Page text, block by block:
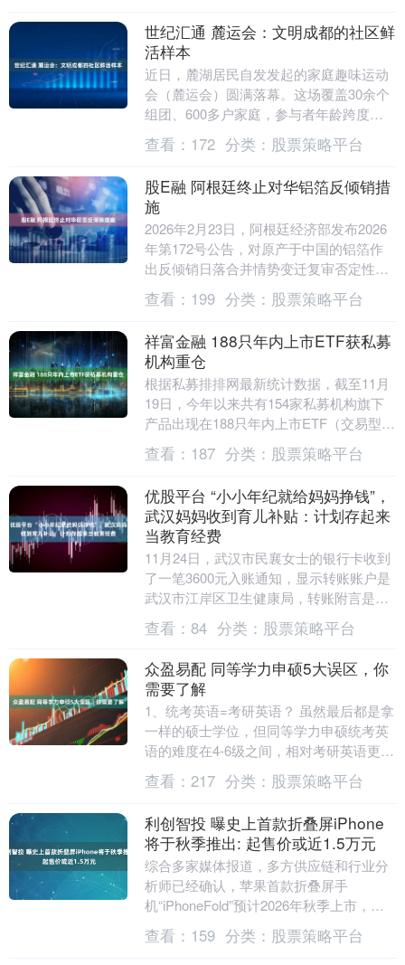
世纪汇通 麓运会：文明成都的社区鲜
活样本
近日，麓湖居民自发发起的家庭趣味运动
会（麓运会）圆满落幕。这场覆盖30余个
组团、600多户家庭，参与者年龄跨度从2
岁至80岁的全民盛宴，以"麓力同心，悦动
睦邻"....
查看： 172 分类： 股票策略平台
股E融 阿根廷终止对华铝箔反倾销措
施
2026年2月23日，阿根廷经济部发布2026
年第172号公告，对原产于中国的铝箔作
出反倾销日落合并情势变迁复审否定性终
裁，终止对涉案产品的反倾销措施。涉案
产品....
查看： 199 分类： 股票策略平台
祥富金融 188只年内上市ETF获私募
机构重仓
根据私募排排网最新统计数据，截至11月
19日，今年以来共有154家私募机构旗下
产品出现在188只年内上市ETF（交易型开
放式指数基金）的前十大持有人名单中，
合计....
查看： 187 分类： 股票策略平台
优股平台 “小小年纪就给妈妈挣钱”，
武汉妈妈收到育儿补贴：计划存起来
当教育经费
11月24日，武汉市民襄女士的银行卡收到
了一笔3600元入账通知，显示转账账户是
武汉市江岸区卫生健康局，转账附言是育
儿补贴。 襄女士育有一个两岁多的女儿，
按照年....
查看： 84 分类： 股票策略平台
众盈易配 同等学力申硕5大误区，你
需要了解
1、统考英语=考研英语？ 虽然最后都是拿
一样的硕士学位，但同等学力申硕统考英
语的难度在4-6级之间，相对考研英语更简
单。 2、在职研究生=非全日制研究生？
在职....
查看： 217 分类： 股票策略平台
利创智投 曝史上首款折叠屏iPhone
将于秋季推出: 起售价或近1.5万元
综合多家媒体报道，多方供应链和行业分
析师已经确认，苹果首款折叠屏手
机“iPhoneFold”预计2026年秋季上市，目
前已进入量产筹备阶段。 这款采用书本式
内折....
查看： 159 分类： 股票策略平台